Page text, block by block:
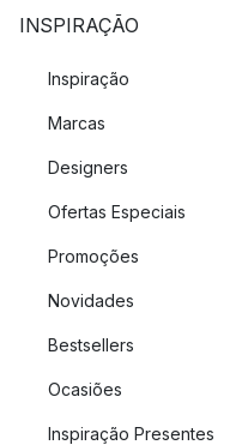
INSPIRAÇÃO
Inspiração
Marcas
Designers
Ofertas Especiais
Promoções
Novidades
Bestsellers
Ocasiões
Inspiração Presentes